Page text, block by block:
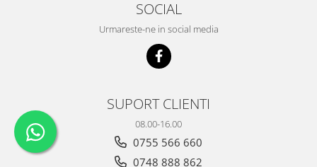
SOCIAL
Urmareste-ne in social media
SUPORT CLIENTI
08.00-16.00
0755 566 660
0748 888 862